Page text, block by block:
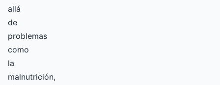
allá
de
problemas
como
la
malnutrición,